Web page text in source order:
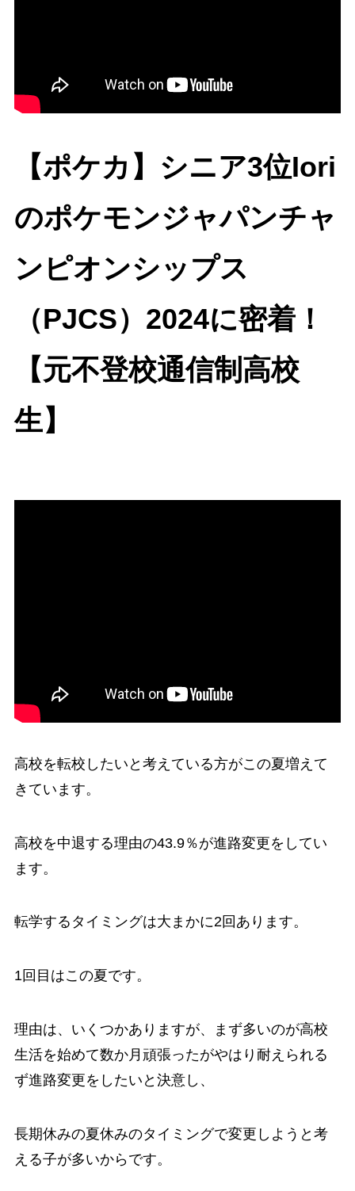
【ポケカ】シニア3位Iori
のポケモンジャパンチャ
ンピオンシップス
（PJCS）2024に密着！
【元不登校通信制高校
生】
高校を転校したいと考えている方がこの夏増えて
きています。
高校を中退する理由の43.9％が進路変更をしてい
ます。
転学するタイミングは大まかに2回あります。
1回目はこの夏です。
理由は、いくつかありますが、まず多いのが高校
生活を始めて数か月頑張ったがやはり耐えられる
ず進路変更をしたいと決意し、
長期休みの夏休みのタイミングで変更しようと考
える子が多いからです。